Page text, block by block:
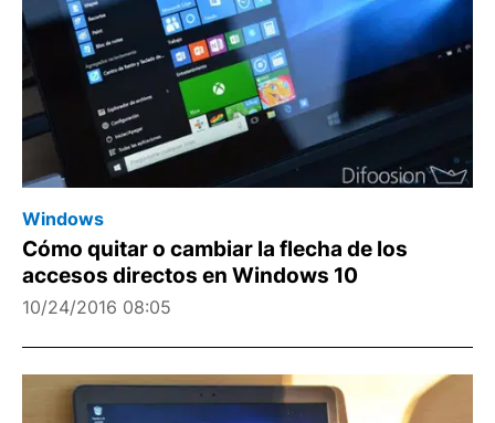
Windows
Cómo quitar o cambiar la flecha de los
accesos directos en Windows 10
10/24/2016 08:05